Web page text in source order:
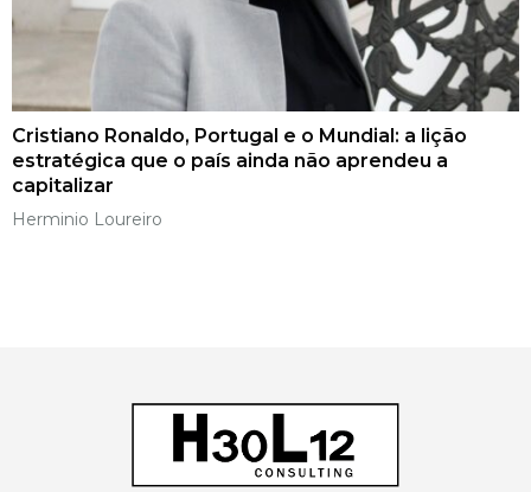
Cristiano Ronaldo, Portugal e o Mundial: a lição
estratégica que o país ainda não aprendeu a
capitalizar
Herminio Loureiro